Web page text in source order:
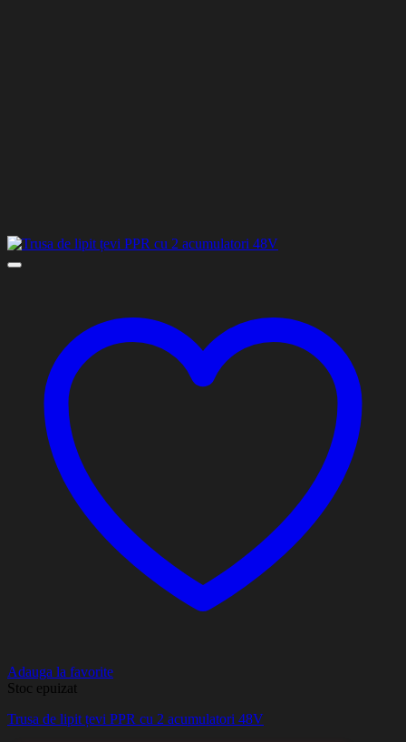
Adauga la favorite
Stoc epuizat
Trusa de lipit țevi PPR cu 2 acumulatori 48V